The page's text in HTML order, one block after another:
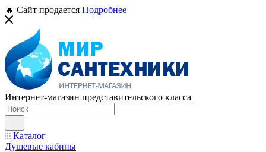
🔥 Сайт продается Подробнее
Интернет-магазин представительского класса
Каталог
Душевые кабины